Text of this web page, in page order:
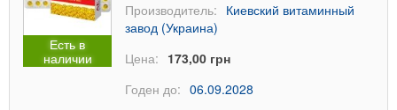
Есть в
наличии
Производитель: Киевский витаминный
завод (Украина)
Цена: 173,00 грн
Годен до: 06.09.2028